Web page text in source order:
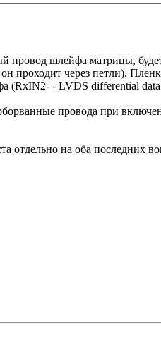
шлейфа матрицы,
проходит через петли).
- LVDS differential
провода при
отдельно на оба последних